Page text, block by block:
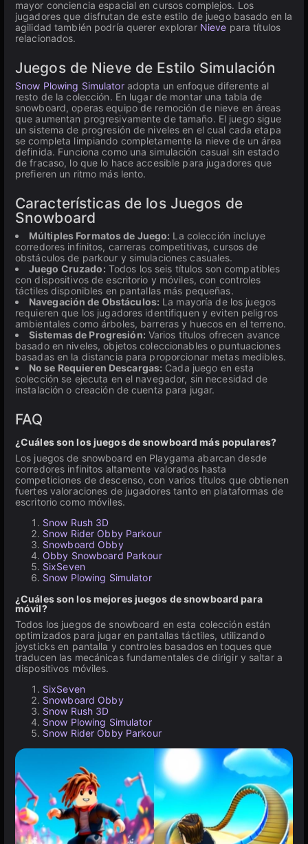
mayor conciencia espacial en cursos complejos. Los
jugadores que disfrutan de este estilo de juego basado en la
agilidad también podría querer explorar Nieve para títulos
relacionados.
Juegos de Nieve de Estilo Simulación
Snow Plowing Simulatoradopta un enfoque diferente al
resto de la colección. En lugar de montar una tabla de
snowboard, operas equipo de remoción de nieve en áreas
que aumentan progresivamente de tamaño. El juego sigue
un sistema de progresión de niveles en el cual cada etapa
se completa limpiando completamente la nieve de un área
definida. Funciona como una simulación casual sin estado
de fracaso, lo que lo hace accesible para jugadores que
prefieren un ritmo más lento.
Características de los Juegos de
Snowboard
Múltiples Formatos de Juego: La colección incluye
corredores infinitos, carreras competitivas, cursos de
obstáculos de parkour y simulaciones casuales.
Juego Cruzado: Todos los seis títulos son compatibles
con dispositivos de escritorio y móviles, con controles
táctiles disponibles en pantallas más pequeñas.
Navegación de Obstáculos: La mayoría de los juegos
requieren que los jugadores identifiquen y eviten peligros
ambientales como árboles, barreras y huecos en el terreno.
Sistemas de Progresión: Varios títulos ofrecen avance
basado en niveles, objetos coleccionables o puntuaciones
basadas en la distancia para proporcionar metas medibles.
No se Requieren Descargas: Cada juego en esta
colección se ejecuta en el navegador, sin necesidad de
instalación o creación de cuenta para jugar.
FAQ
¿Cuáles son los juegos de snowboard más populares?
Los juegos de snowboard en Playgama abarcan desde
corredores infinitos altamente valorados hasta
competiciones de descenso, con varios títulos que obtienen
fuertes valoraciones de jugadores tanto en plataformas de
escritorio como móviles.
Snow Rush 3D
Snow Rider Obby Parkour
Snowboard Obby
Obby Snowboard Parkour
SixSeven
Snow Plowing Simulator
¿Cuáles son los mejores juegos de snowboard para
móvil?
Todos los juegos de snowboard en esta colección están
optimizados para jugar en pantallas táctiles, utilizando
joysticks en pantalla y controles basados en toques que
traducen las mecánicas fundamentales de dirigir y saltar a
dispositivos móviles.
SixSeven
Snowboard Obby
Snow Rush 3D
Snow Plowing Simulator
Snow Rider Obby Parkour